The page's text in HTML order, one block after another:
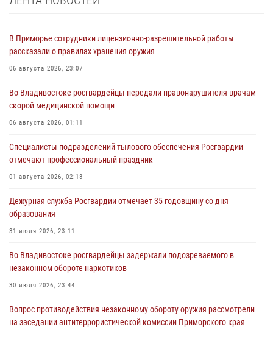
В Приморье сотрудники лицензионно-разрешительной работы
рассказали о правилах хранения оружия
06 августа 2026, 23:07
Во Владивостоке росгвардейцы передали правонарушителя врачам
скорой медицинской помощи
06 августа 2026, 01:11
Специалисты подразделений тылового обеспечения Росгвардии
отмечают профессиональный праздник
01 августа 2026, 02:13
Дежурная служба Росгвардии отмечает 35 годовщину со дня
образования
31 июля 2026, 23:11
Во Владивостоке росгвардейцы задержали подозреваемого в
незаконном обороте наркотиков
30 июля 2026, 23:44
Вопрос противодействия незаконному обороту оружия рассмотрели
на заседании антитеррористической комиссии Приморского края